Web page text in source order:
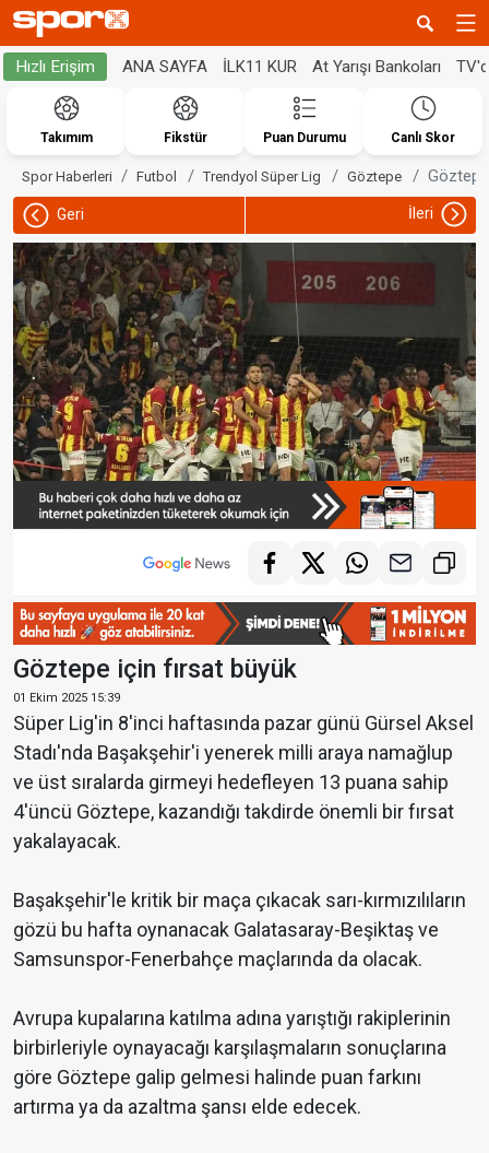
Hızlı Erişim ANA SAYFA İLK11 KUR At Yarışı Bankoları
Takımım Fikstür Puan Durumu Canlı Skor
Spor Haberleri Futbol Trendyol Süper Lig Göztepe
Geri İleri
Göztepe için fırsat büyük
01 Ekim 2025 15:39
Süper Lig'in 8'inci haftasında pazar günü Gürsel Aksel
Stadı'nda Başakşehir'i yenerek milli araya namağlup
ve üst sıralarda girmeyi hedefleyen 13 puana sahip
4'üncü Göztepe, kazandığı takdirde önemli bir fırsat
yakalayacak.
Başakşehir'le kritik bir maça çıkacak sarı-kırmızılıların
gözü bu hafta oynanacak Galatasaray-Beşiktaş ve
Samsunspor-Fenerbahçe maçlarında da olacak.
Avrupa kupalarına katılma adına yarıştığı rakiplerinin
birbirleriyle oynayacağı karşılaşmaların sonuçlarına
göre Göztepe galip gelmesi halinde puan farkını
artırma ya da azaltma şansı elde edecek.